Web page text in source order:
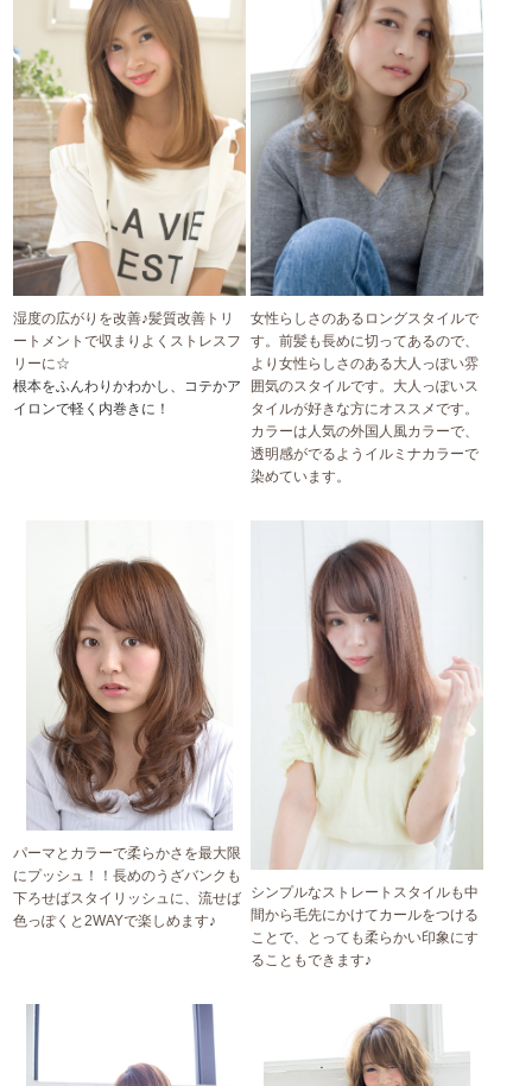
湿度の広がりを改善♪髪質改善トリ
ートメントで収まりよくストレスフ
リーに☆
根本をふんわりかわかし、コテかア
イロンで軽く内巻きに！
女性らしさのあるロングスタイルで
す。前髪も長めに切ってあるので、
より女性らしさのある大人っぽい雰
囲気のスタイルです。大人っぽいス
タイルが好きな方にオススメです。
カラーは人気の外国人風カラーで、
透明感がでるようイルミナカラーで
染めています。
パーマとカラーで柔らかさを最大限
にプッシュ！！長めのうざバンクも
下ろせばスタイリッシュに、流せば
色っぽくと2WAYで楽しめます♪
シンプルなストレートスタイルも中
間から毛先にかけてカールをつける
ことで、とっても柔らかい印象にす
ることもできます♪